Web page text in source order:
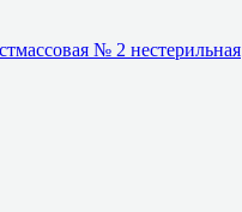
№ 2 нестерильная